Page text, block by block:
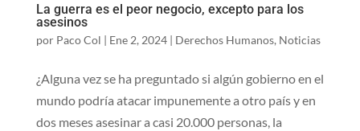
La guerra es el peor negocio, excepto para los
asesinos
por Paco Col | Ene 2, 2024| Derechos Humanos, Noticias
¿Alguna vez se ha preguntado si algún gobierno en el
mundo podría atacar impunemente a otro país y en
dos meses asesinar a casi 20.000 personas, la